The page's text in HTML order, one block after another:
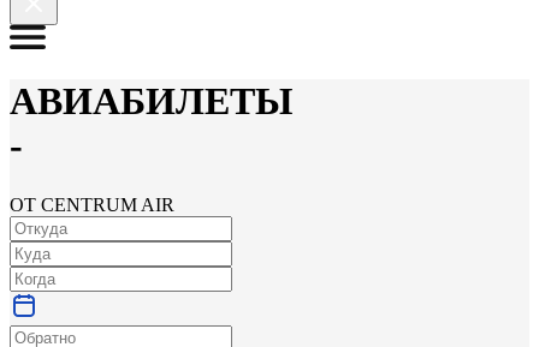
АВИАБИЛЕТЫ
-
ОТ CENTRUM AIR